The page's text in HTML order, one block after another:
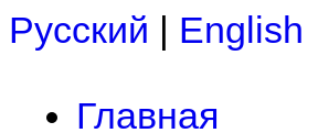
Русский | English
Главная